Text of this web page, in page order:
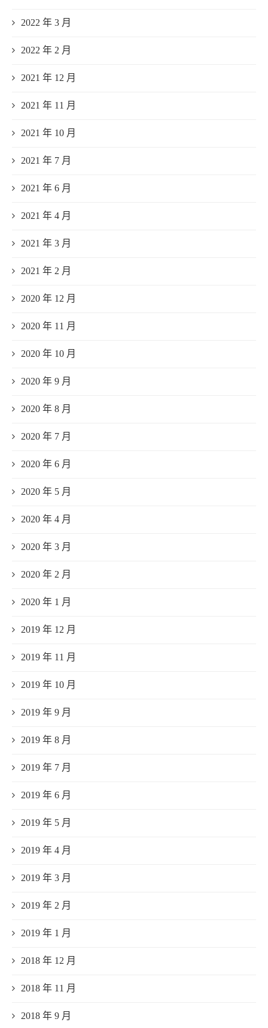
2022 年 3 月
2022 年 2 月
2021 年 12 月
2021 年 11 月
2021 年 10 月
2021 年 7 月
2021 年 6 月
2021 年 4 月
2021 年 3 月
2021 年 2 月
2020 年 12 月
2020 年 11 月
2020 年 10 月
2020 年 9 月
2020 年 8 月
2020 年 7 月
2020 年 6 月
2020 年 5 月
2020 年 4 月
2020 年 3 月
2020 年 2 月
2020 年 1 月
2019 年 12 月
2019 年 11 月
2019 年 10 月
2019 年 9 月
2019 年 8 月
2019 年 7 月
2019 年 6 月
2019 年 5 月
2019 年 4 月
2019 年 3 月
2019 年 2 月
2019 年 1 月
2018 年 12 月
2018 年 11 月
2018 年 9 月